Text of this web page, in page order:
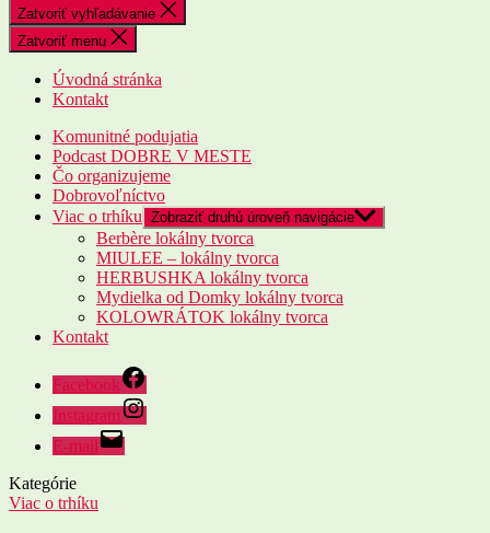
Zatvoriť vyhľadávanie
Zatvoriť menu
Úvodná stránka
Kontakt
Komunitné podujatia
Podcast DOBRE V MESTE
Čo organizujeme
Dobrovoľníctvo
Viac o trhíku Zobraziť druhú úroveň navigácie
Berbère lokálny tvorca
MIULEE – lokálny tvorca
HERBUSHKA lokálny tvorca
Mydielka od Domky lokálny tvorca
KOLOWRÁTOK lokálny tvorca
Kontakt
Facebook
Instagram
E-mail
Kategórie
Viac o trhíku